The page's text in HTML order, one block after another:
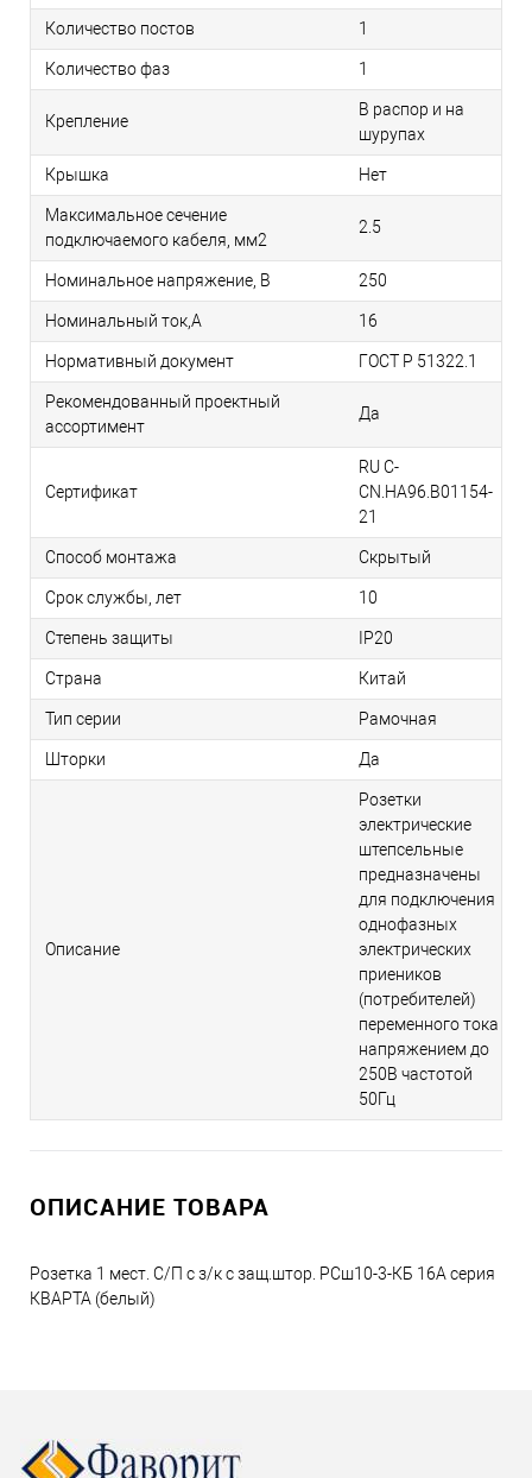
Количество постов 1
Количество фаз 1
Крепление
В распор и на
шурупах
Крышка Нет
Максимальное сечение
подключаемого кабеля, мм2
2.5
Номинальное напряжение, В 250
Номинальный ток,А 16
Нормативный документ ГОСТ Р 51322.1
Рекомендованный проектный
ассортимент
Да
Сертификат
RU C-
CN.НА96.B01154-
21
Способ монтажа Скрытый
Срок службы, лет 10
Степень защиты IP20
Страна Китай
Тип серии Рамочная
Шторки Да
Описание
Розетки
электрические
штепсельные
предназначены
для подключения
однофазных
электрических
приеников
(потребителей)
переменного тока
напряжением до
250В частотой
50Гц
ОПИСАНИЕ ТОВАРА
Розетка 1 мест. С/П c з/к с защ.штор. РСш10-3-КБ 16А серия
КВАРТА (белый)